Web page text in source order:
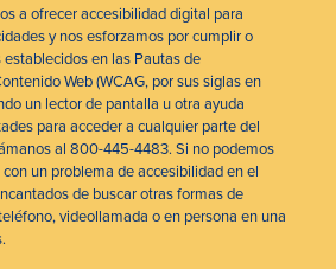
a ofrecer accesibilidad digital para
y nos esforzamos por cumplir o
en las Pautas de
Web (WCAG, por sus siglas en
un lector de pantalla u otra ayuda
para acceder a cualquier parte del
al 800-445-4483. Si no podemos
un problema de accesibilidad en el
de buscar otras formas de
videollamada o en persona en una